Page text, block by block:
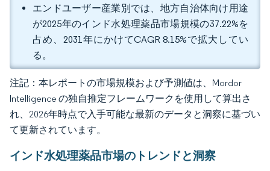
エンドユーザー産業別では、地方自治体向け用途
が2025年のインド水処理薬品市場規模の37.22%を
占め、2031年にかけてCAGR 8.15%で拡大してい
る。
注記：本レポートの市場規模および予測値は、Mordor
Intelligence の独自推定フレームワークを使用して算出さ
れ、2026年時点で入手可能な最新のデータと洞察に基づい
て更新されています。
インド水処理薬品市場のトレンドと洞察